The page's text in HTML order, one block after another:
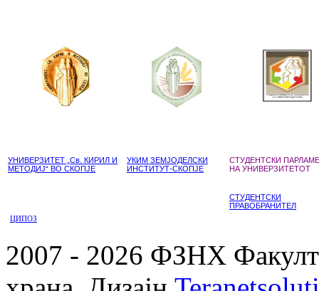
УНИВЕРЗИТЕТ „Св. КИРИЛ И
МЕТОДИЈ“ ВО СКОПЈЕ
УКИМ ЗЕМЈОДЕЛСКИ
ИНСТИТУТ-СКОПЈЕ
СТУДЕНТСКИ
НА УНИВЕРЗИТЕТОТ
СТУДЕНТСКИ
ПРАВОБРАНИТЕЛ
ЦИПОЗ
2007 - 2026 ФЗНХ